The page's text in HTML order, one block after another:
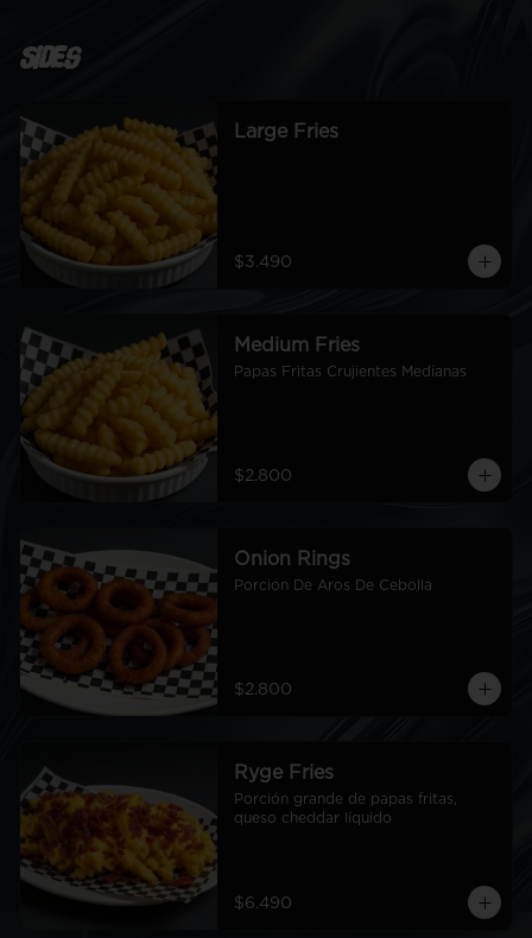
Sides
Large Fries
$3.490
Medium Fries
Papas Fritas Crujientes Medianas
$2.800
Onion Rings
Porcion De Aros De Cebolla
$2.800
Ryge Fries
Porción grande de papas fritas,
queso cheddar líquido
$6.490